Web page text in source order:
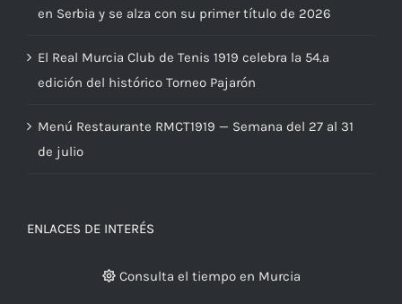
en Serbia y se alza con su primer título de 2026
El Real Murcia Club de Tenis 1919 celebra la 54.ª
edición del histórico Torneo Pajarón
Menú Restaurante RMCT1919 — Semana del 27 al 31
de julio
ENLACES DE INTERÉS
Consulta el tiempo en Murcia